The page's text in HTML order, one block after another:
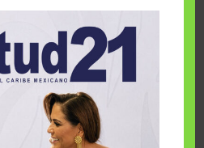
inspira; cumplen
y Make-A-Wish